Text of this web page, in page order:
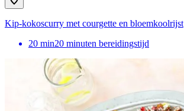
Kip-kokoscurry met courgette en bloemkoolrijst
20 min20 minuten bereidingstijd